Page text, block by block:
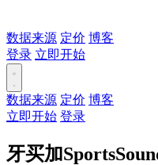
数据来源 定价 博客
登录 立即开始
数据来源 定价 博客
立即开始 登录
牙买加